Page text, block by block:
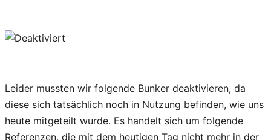
Leider mussten wir folgende Bunker deaktivieren, da
diese sich tatsächlich noch in Nutzung befinden, wie uns
heute mitgeteilt wurde. Es handelt sich um folgende
Referenzen, die mit dem heutigen Tag nicht mehr in der